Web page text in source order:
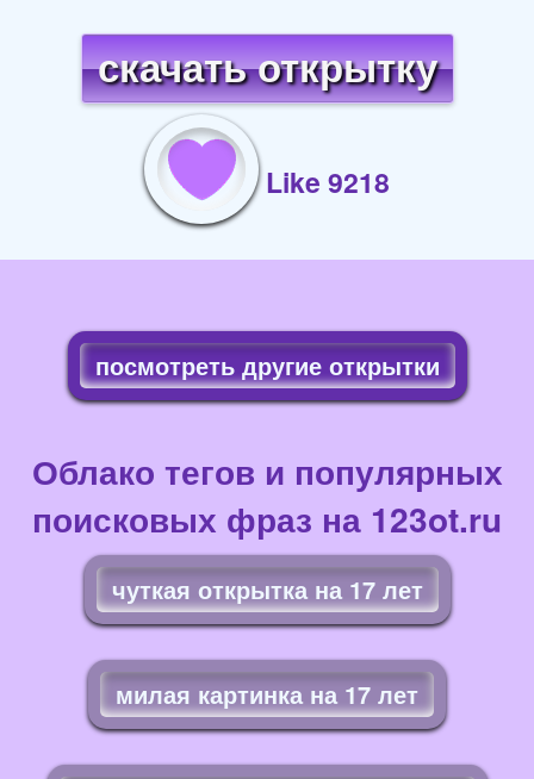
скачать открытку
Like 9218
посмотреть другие открытки
Облако тегов и популярных
поисковых фраз на 123ot.ru
чуткая открытка на 17 лет
милая картинка на 17 лет